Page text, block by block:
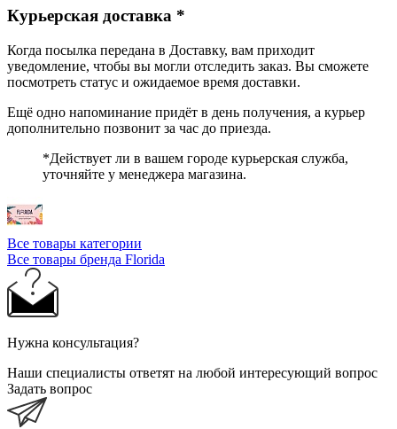
Курьерская доставка *
Когда посылка передана в Доставку, вам приходит
уведомление, чтобы вы могли отследить заказ. Вы сможете
посмотреть статус и ожидаемое время доставки.
Ещё одно напоминание придёт в день получения, а курьер
дополнительно позвонит за час до приезда.
*Действует ли в вашем городе курьерская служба,
уточняйте у менеджера магазина.
Все товары категории
Все товары бренда Florida
Нужна консультация?
Наши специалисты ответят на любой интересующий вопрос
Задать вопрос